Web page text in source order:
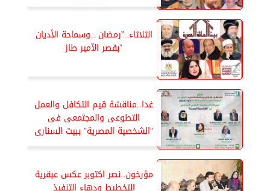
الثلاثاء..”رمضان ..وسماحة الأديان
”بقصر الآمير طاز
غدا..مناقشة قيم التكافل والعمل
التطوعى والمجتمعى فى
”الشخصية المصرية” ببيت السنارى
مؤرخون..نصر اكتوبر عكس عبقرية
التخطيط ودهاء التنفيذ